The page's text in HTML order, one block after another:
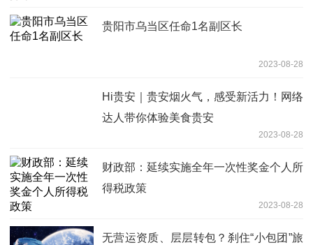
贵阳市乌当区任命1名副区长
2023-08-28
Hi贵安｜贵安烟火气，感受新活力！网络
达人带你体验美食贵安
2023-08-28
财政部：延续实施全年一次性奖金个人所
得税政策
2023-08-28
无营运资质、层层转包？刹住“小包团”旅